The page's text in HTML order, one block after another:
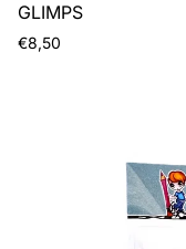
GLIMPS
Regular
€8,50